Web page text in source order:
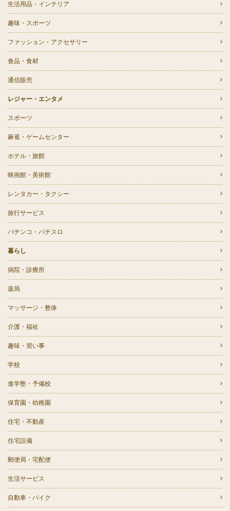
生活用品・インテリア
趣味・スポーツ
ファッション・アクセサリー
食品・食材
通信販売
レジャー・エンタメ
スポーツ
麻雀・ゲームセンター
ホテル・旅館
映画館・美術館
レンタカー・タクシー
旅行サービス
パチンコ・パチスロ
暮らし
病院・診療所
薬局
マッサージ・整体
介護・福祉
趣味・習い事
学校
進学塾・予備校
保育園・幼稚園
住宅・不動産
住宅設備
郵便局・宅配便
生活サービス
自動車・バイク